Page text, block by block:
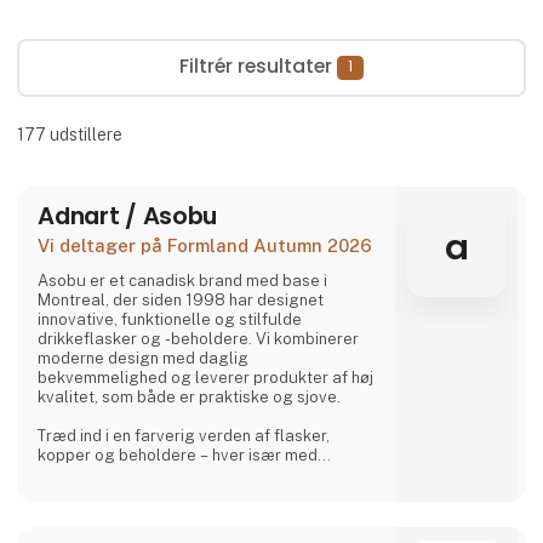
Filtrér resultater 1
177 udstillere
Adnart / Asobu
Vi deltager på Formland Autumn 2026
Asobu er et canadisk brand med base i
Montreal, der siden 1998 har designet
innovative, funktionelle og stilfulde
drikkeflasker og -beholdere. Vi kombinerer
moderne design med daglig
bekvemmelighed og leverer produkter af høj
kvalitet, som både er praktiske og sjove.
Træd ind i en farverig verden af flasker,
kopper og beholdere – hver især med
a